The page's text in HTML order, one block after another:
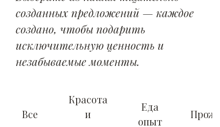
созданных предложений — каждое
создано, чтобы подарить
исключительную ценность и
незабываемые моменты.
Все
Красота
и
Еда
опыт